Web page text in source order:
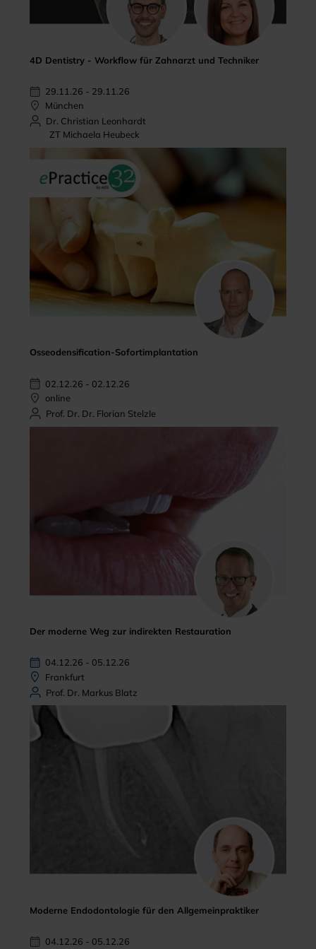
4D Dentistry - Workflow für Zahnarzt und Techniker
29.11.26 - 29.11.26
München
Dr. Christian Leonhardt
ZT Michaela Heubeck
Osseodensification-Sofortimplantation
02.12.26 - 02.12.26
online
Prof. Dr. Dr. Florian Stelzle
Der moderne Weg zur indirekten Restauration
04.12.26 - 05.12.26
Frankfurt
Prof. Dr. Markus Blatz
Moderne Endodontologie für den Allgemeinpraktiker
04.12.26 - 05.12.26